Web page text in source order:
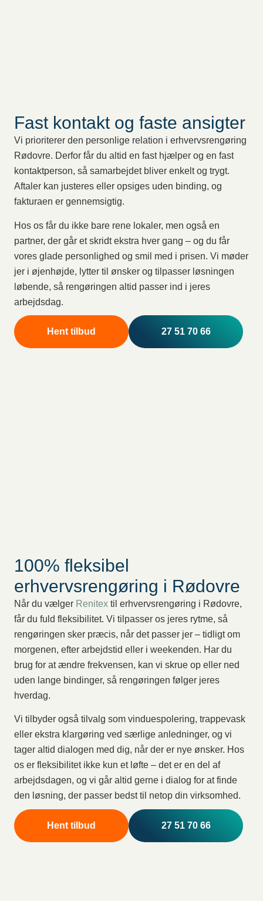
Fast kontakt og faste ansigter
Vi prioriterer den personlige relation i erhvervsrengøring
Rødovre. Derfor får du altid en fast hjælper og en fast
kontaktperson, så samarbejdet bliver enkelt og trygt.
Aftaler kan justeres eller opsiges uden binding, og
fakturaen er gennemsigtig.
Hos os får du ikke bare rene lokaler, men også en
partner, der går et skridt ekstra hver gang – og du får
vores glade personlighed og smil med i prisen. Vi møder
jer i øjenhøjde, lytter til ønsker og tilpasser løsningen
løbende, så rengøringen altid passer ind i jeres
arbejdsdag.
Hent tilbud 27 51 70 66
100% fleksibel
erhvervsrengøring i Rødovre
Når du vælger Renitex til erhvervsrengøring i Rødovre,
får du fuld fleksibilitet. Vi tilpasser os jeres rytme, så
rengøringen sker præcis, når det passer jer – tidligt om
morgenen, efter arbejdstid eller i weekenden. Har du
brug for at ændre frekvensen, kan vi skrue op eller ned
uden lange bindinger, så rengøringen følger jeres
hverdag.
Vi tilbyder også tilvalg som vinduespolering, trappevask
eller ekstra klargøring ved særlige anledninger, og vi
tager altid dialogen med dig, når der er nye ønsker. Hos
os er fleksibilitet ikke kun et løfte – det er en del af
arbejdsdagen, og vi går altid gerne i dialog for at finde
den løsning, der passer bedst til netop din virksomhed.
Hent tilbud 27 51 70 66